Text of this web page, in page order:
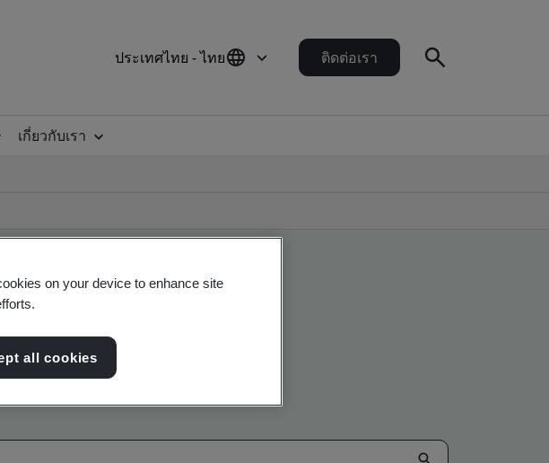
ประเทศไทย - ไทย ติดต่อเรา
เกี่ยวกับเรา
on your device to enhance site
all cookies